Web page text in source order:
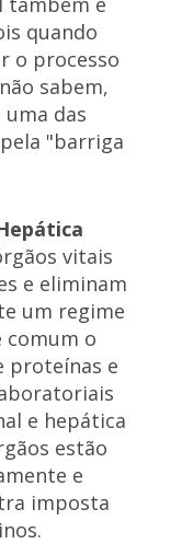
quando
o processo
sabem,
uma das
"barriga
vitais
e eliminam
um regime
comum o
proteínas e
e hepática
estão
e
imposta